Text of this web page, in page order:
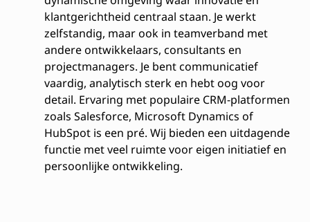
klantgerichtheid centraal staan. Je werkt
zelfstandig, maar ook in teamverband met
andere ontwikkelaars, consultants en
projectmanagers. Je bent communicatief
vaardig, analytisch sterk en hebt oog voor
detail. Ervaring met populaire CRM-platformen
zoals Salesforce, Microsoft Dynamics of
HubSpot is een pré. Wij bieden een uitdagende
functie met veel ruimte voor eigen initiatief en
persoonlijke ontwikkeling.